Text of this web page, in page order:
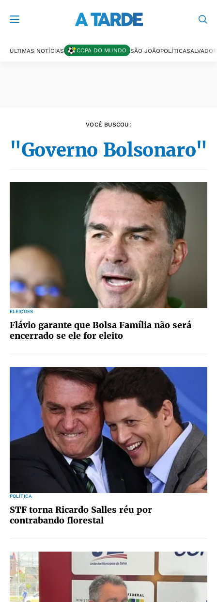
ÚLTIMAS NOTÍCIAS COPA DO MUNDO SÃO JOÃOPOLÍTICASALVADOR
VOCÊ BUSCOU:
"Governo Bolsonaro"
ELEIÇÕES
Flávio garante que Bolsa Família não será
encerrado se ele for eleito
POLÍTICA
STF torna Ricardo Salles réu por
contrabando florestal